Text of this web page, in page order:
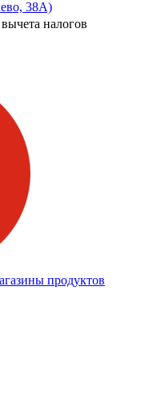
38А)
налогов
продуктов